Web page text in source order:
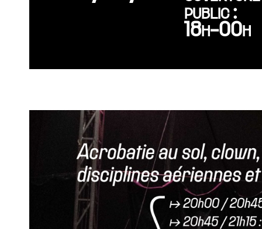
public :
18h-00h